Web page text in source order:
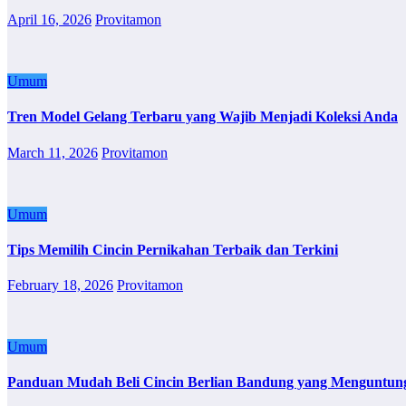
April 16, 2026 Provitamon
Umum
Tren Model Gelang Terbaru yang Wajib Menjadi Koleksi Anda
March 11, 2026 Provitamon
Umum
Tips Memilih Cincin Pernikahan Terbaik dan Terkini
February 18, 2026 Provitamon
Umum
Panduan Mudah Beli Cincin Berlian Bandung yang